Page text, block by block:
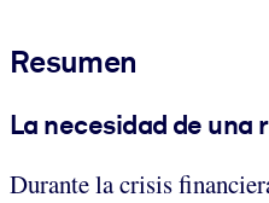
Resumen
La necesidad de una
Durante la crisis